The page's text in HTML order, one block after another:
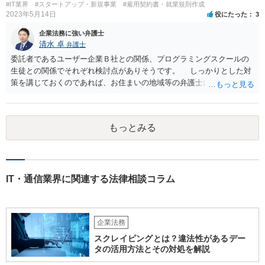
#IT業界 #スタートアップ・新規事業 #雇用契約書・就業規則作成
2023年5月14日 役にたった 3
企業法務に強い弁護士
清水 卓 弁護士
委託者であるユーザー企業Ｂ社との関係、プログラミングスクールの
生徒との関係でそれぞれ検討点がありそうです。 しっかりとした対
策を講じておくのであれば、お住まいの地域等の弁護士に直接相談の
下さい。 (委託であるユーザー企業Ｂ社との関係) 例えば、 •プログラ
ミングスクールの生徒が開発案件に関わることを事前に把握•承諾して
いるか •準委任契約で要求される受託者の善管注意義務を果たせるか •
開発に関わった生徒がユーザー企業Ｂ社との間でプログラミングスク
ングスクールと生徒との間の契約関係•内容の整備（プログラミング講
や受託業務の遂行として扱われれないか（これらの対価としての給与•
報酬の発生の有無等） •生徒のミス等により発生した損害の責任の所在
（プログラミングスクールが責任を負う範囲、生徒が責任を負うこと
があるのか否か等） •開発案件に関わった生徒がユーザー企業の秘密を
漏洩しないような対策を講じる なお、インターネットを通じたプログ
もっとみる
IT・通信業界に関連する法律相談コラム
企業法務
スクレイピングとは？違法性があるデー
タの活用方法とその対処を解説